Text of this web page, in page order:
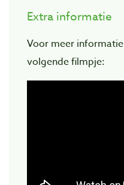
Extra informatie
Voor meer
volgende filmpje: